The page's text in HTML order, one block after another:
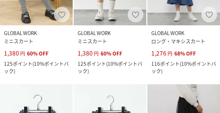
GLOBAL WORK
ミニスカート
1,380 円 60%OFF
125ポイント(10%ポイントバ
ック)
GLOBAL WORK
ミニスカート
1,380 円 60%OFF
125ポイント(10%ポイントバ
ック)
GLOBAL WORK
ロング・マキシスカート
1,276 円 68%OFF
116ポイント(10%ポイントバ
ック)